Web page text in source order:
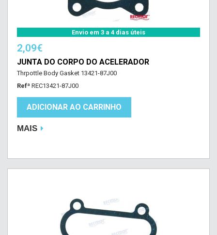
Envio em 3 a 4 dias úteis
2,09€
JUNTA DO CORPO DO ACELERADOR
Thrpottle Body Gasket 13421-87J00
Refª REC13421-87J00
ADICIONAR AO CARRINHO
MAIS